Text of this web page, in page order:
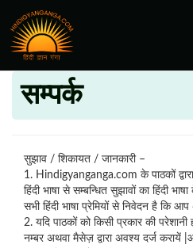
सम्पर्क
सुझाव / शिकायत / जानकारी –
1. Hindigyanganga.com के पाठकों
हिंदी भाषा से सम्बन्धित सुझावों का हिंदी
सभी हिंदी भाषा प्रेमियों से निवेदन है कि
2. यदि पाठकों को किसी प्रकार की परेशानी
नम्बर अथवा मैसेज़ द्वारा अवश्य दर्ज करायें